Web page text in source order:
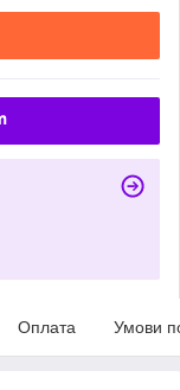
Оплата Умови